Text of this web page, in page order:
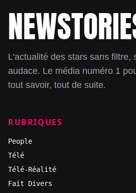
Footer
L'actualité des stars sans filtre,
audace. Le média numéro 1
tout savoir, tout de suite.
RUBRIQUES
People
Télé
Télé-Réalité
Fait Divers